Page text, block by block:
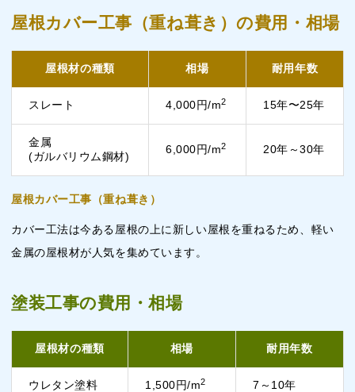
屋根カバー工事（重ね葺き）の費用・相場
屋根材の種類 相場 耐用年数
スレート 4,000円/m2 15年〜25年
金属
(ガルバリウム鋼材)
6,000円/m2 20年～30年
屋根カバー工事（重ね葺き）
カバー工法は今ある屋根の上に新しい屋根を重ねるため、軽い
金属の屋根材が人気を集めています。
塗装工事の費用・相場
屋根材の種類 相場 耐用年数
ウレタン塗料 1,500円/m2 7～10年